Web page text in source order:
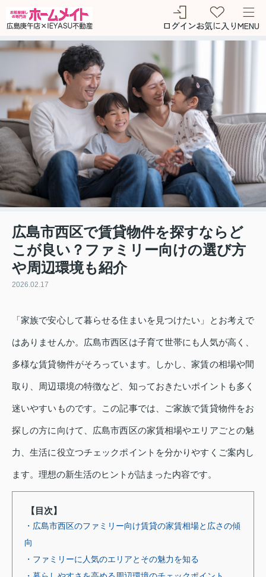
ログインお気に入りMENU
広島市西区で賃貸物件を探すならど
こが良い？ファミリー向けの選び方
や周辺環境も紹介
2026.02.17
「家族で安心して暮らせる住まいを見つけたい」とお考えで
はありませんか。広島市西区は子育て世帯にも人気が高く、
多様な賃貸物件がそろっています。しかし、家賃の相場や間
取り、周辺環境の特徴など、知っておきたいポイントも多く
迷いやすいものです。この記事では、ご家族で賃貸物件をお
探しの方に向けて、広島市西区の家賃相場やエリアごとの魅
力、生活に役立つチェックポイントを分かりやすくご案内し
ます。理想の新生活のヒントが詰まった内容です。
【目次】
・広島市西区のファミリー向け賃貸の家賃相場と広さの傾
向
・ファミリーに人気のエリアとその魅力を知る